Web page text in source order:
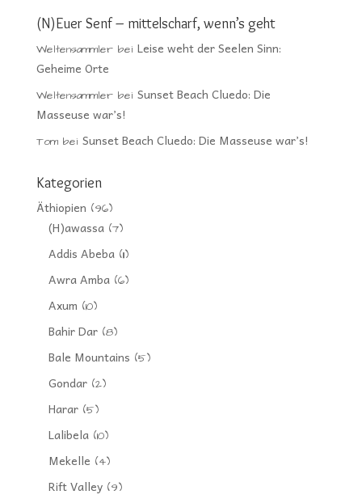
(N)Euer Senf – mittelscharf, wenn’s geht
Weltensammlerbei Leise weht der Seelen Sinn:
Geheime Orte
Weltensammlerbei Sunset Beach Cluedo: Die
Masseuse war’s!
Tombei Sunset Beach Cluedo: Die Masseuse war’s!
Kategorien
Äthiopien (96)
(H)awassa(7)
Addis Abeba(11)
Awra Amba(6)
Axum (10)
Bahir Dar(8)
Bale Mountains (5)
Gondar(2)
Harar(5)
Lalibela(10)
Mekelle (4)
Rift Valley(9)